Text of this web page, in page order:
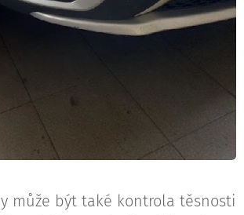
může být také kontrola těsnosti